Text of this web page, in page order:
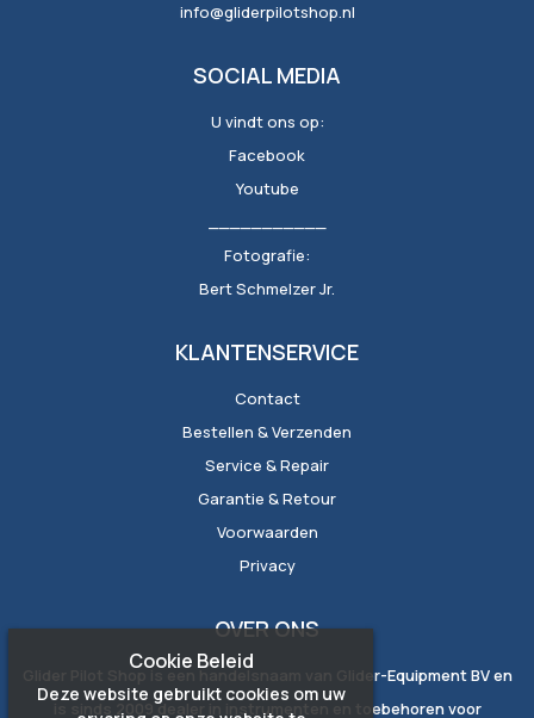
info@gliderpilotshop.nl
SOCIAL MEDIA
U vindt ons op:
Facebook
Youtube
Fotografie:
Bert Schmelzer Jr.
KLANTENSERVICE
Contact
Bestellen & Verzenden
Service & Repair
Garantie & Retour
Voorwaarden
Privacy
OVER ONS
Glider Pilot Shop is een handelsnaam van Glider-Equipment BV en
is sinds 2009 dealer in instrumenten en toebehoren voor
Cookie Beleid
Deze website gebruikt cookies om uw